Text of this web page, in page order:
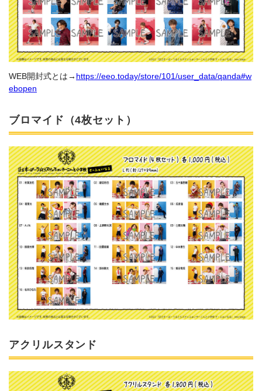
WEB開封式とは→ https://eeo.today/store/101/user_data/qanda#w
ebopen
ブロマイド（4枚セット）
アクリルスタンド